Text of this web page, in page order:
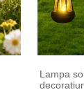
Lampa